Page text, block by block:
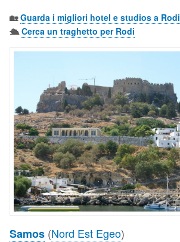
🏡Guarda i migliori hotel e studios a Rodi
🛳️ Cerca un traghetto per Rodi
Samos (Nord Est Egeo)